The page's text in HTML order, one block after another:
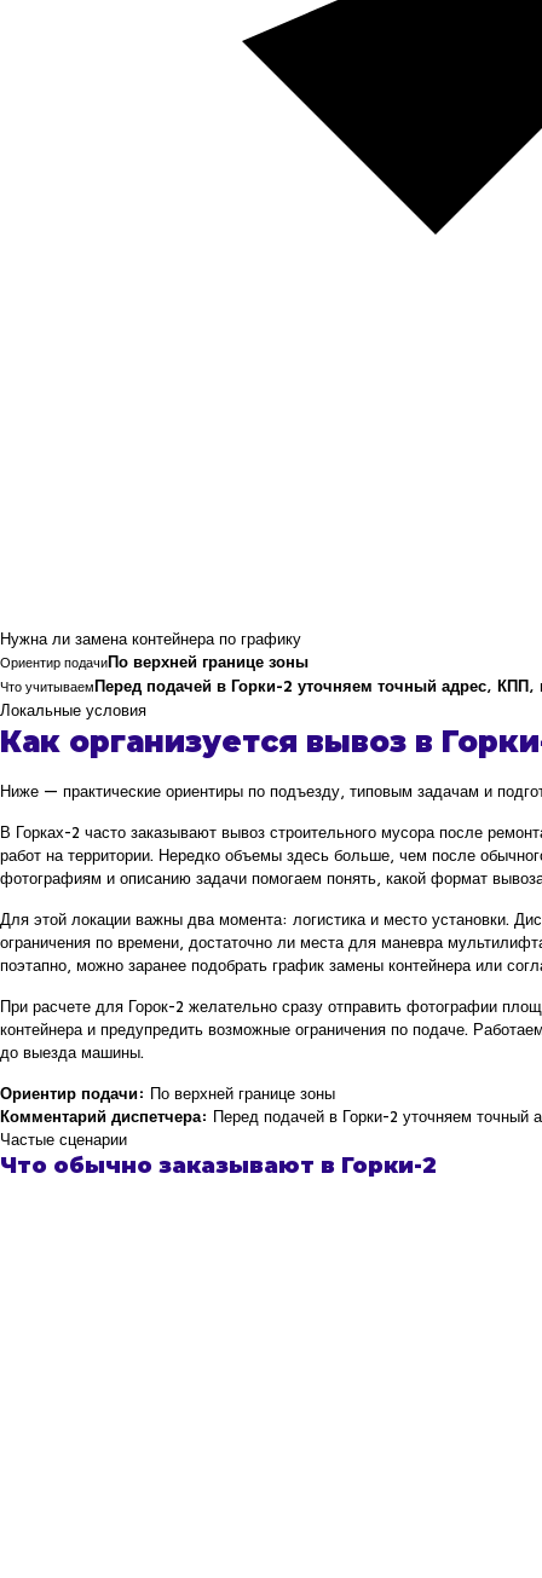
Нужна ли замена контейнера по графику
Ориентир подачиПо верхней границе зоны
Что учитываемПеред подачей в Горки-2 уточняем точный адрес,
Локальные условия
Как организуется вывоз в
Ниже — практические ориентиры по подъезду, типовым задачам и
В Горках-2 часто заказывают вывоз строительного мусора после
работ на территории. Нередко объемы здесь больше, чем после
фотографиям и описанию задачи помогаем понять, какой формат
Для этой локации важны два момента: логистика и место установки.
ограничения по времени, достаточно ли места для маневра
поэтапно, можно заранее подобрать график замены контейнера или
При расчете для Горок-2 желательно сразу отправить фотографии
контейнера и предупредить возможные ограничения по подаче.
до выезда машины.
Ориентир подачи: По верхней границе зоны
Комментарий диспетчера: Перед подачей в Горки-2 уточняем точный
Частые сценарии
Что обычно заказывают в Горки-2